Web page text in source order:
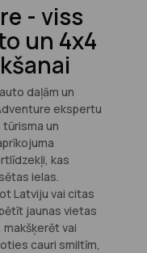
- viss
un 4x4
daļām un
ekspertu
un
kas
ielas.
Latviju vai citas
jaunas vietas
vai
cauri smiltīm,